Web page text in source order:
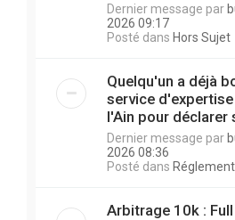
Dernier message par
2026 09:17
Posté dans Hors Sujet
Quelqu'un a déjà
service
l'Ain pour déclarer
Dernier message par
2026 08:36
Posté dans
Arbitrage 10k :